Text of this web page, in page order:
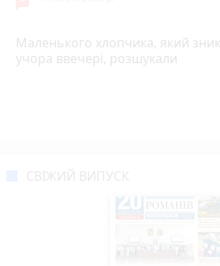
Маленького хлопчика, який зник
учора ввечері, розшукали